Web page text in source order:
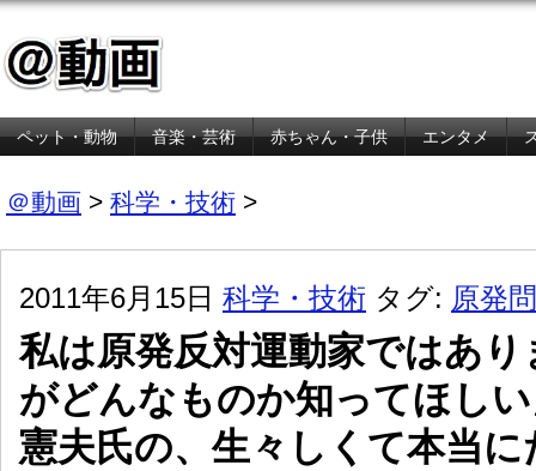
ペット・動物 音楽・芸術 赤ちゃん・子供 エンタメ
＠動画 > 科学・技術 >
2011年6月15日 科学・技術 タグ: 原発
私は原発反対運動家ではあ
がどんなものか知ってほし
憲夫氏の、生々しくて本当